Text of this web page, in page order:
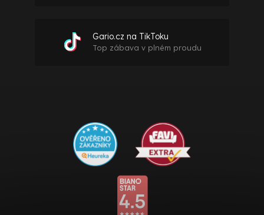
Gario.cz na TikToku
Top zábava v plném proudu